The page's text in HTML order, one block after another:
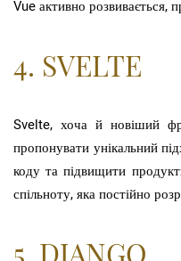
Vue активно розвивається,
4. SVELTE
Svelte, хоча й новіший
пропонувати унікальний
коду та підвищити
спільноту, яка постійно
5. DJANGO